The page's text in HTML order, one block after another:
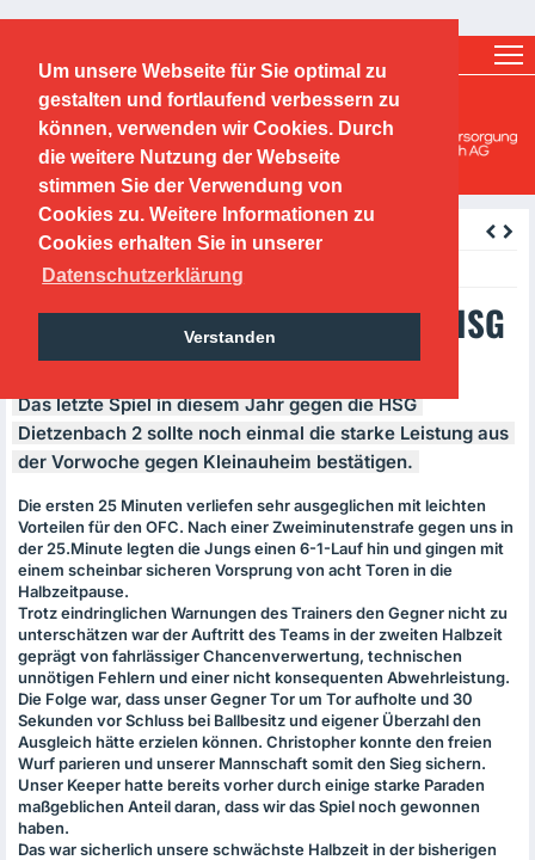
Um unsere Webseite für Sie optimal zu
gestalten und fortlaufend verbessern zu
können, verwenden wir Cookies. Durch
die weitere Nutzung der Webseite
stimmen Sie der Verwendung von
Cookies zu. Weitere Informationen zu
Cookies erhalten Sie in unserer
Datenschutzerklärung
Verstanden
O.F.C. Kickers 1901 e.V.
Handballabteilung
12.12.2015 HeI: OFC Kickers – HSG
Dietzenbach 2 31-30 (22-14)
Das letzte Spiel in diesem Jahr gegen dieHSG
Dietzenbach 2 sollte noch einmal die starke Leistung aus
der Vorwoche gegen Kleinauheim bestätigen.
Die ersten 25 Minuten verliefen sehr ausgeglichen mit leichten
Vorteilen für den OFC. Nach einer Zweiminutenstrafe gegen uns in
der 25.Minute legten die Jungs einen 6-1-Lauf hin und gingen mit
einem scheinbar sicheren Vorsprung von acht Toren in die
Halbzeitpause.
Trotz eindringlichen Warnungen des Trainers den Gegner nicht zu
unterschätzen war der Auftritt des Teams in der zweiten Halbzeit
geprägt von fahrlässiger Chancenverwertung, technischen
unnötigen Fehlern und einer nicht konsequenten Abwehrleistung.
Die Folge war, dass unser Gegner Tor um Tor aufholte und 30
Sekunden vor Schluss bei Ballbesitz und eigener Überzahl den
Ausgleich hätte erzielen können. Christopher konnte den freien
Wurf parieren und unserer Mannschaft somit den Sieg sichern.
Unser Keeper hatte bereits vorher durch einige starke Paraden
maßgeblichen Anteil daran, dass wir das Spiel noch gewonnen
haben.
Das war sicherlich unsere schwächste Halbzeit in der bisherigen
zurück
Monday, 14.12.2015